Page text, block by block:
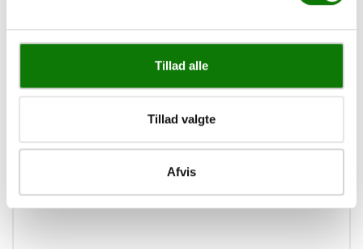
Tillad alle
Tillad valgte
Afvis
Basisservice 1.595,-
04 august 2022